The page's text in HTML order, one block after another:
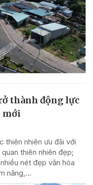
thành động lực
mới
thiên nhiên ưu đãi với
thiên nhiên đẹp;
nét đẹp văn hóa
năng,...